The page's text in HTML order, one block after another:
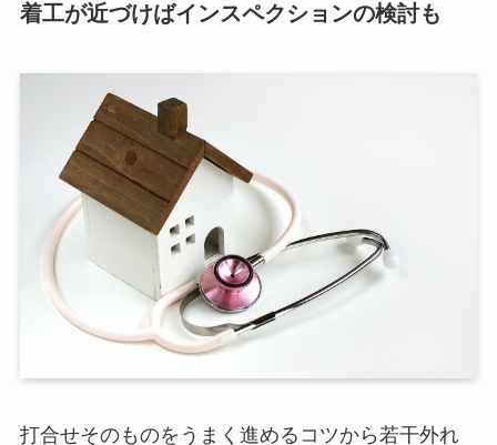
着工が近づけばインスペクションの検討も
打合せそのものをうまく進めるコツから若干外れ